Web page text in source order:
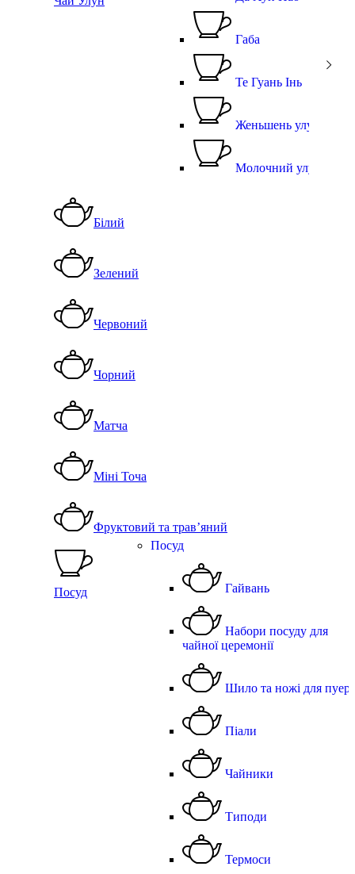
Габа
Те Гуань Інь
Женьшень улун
Молочний улун
Білий
Зелений
Червоний
Чорний
Матча
Міні Точа
Фруктовий та трав’яний
Посуд
Посуд
Гайвань
Набори посуду для
чайної церемонії
Шило та ножі для
Піали
Чайники
Типоди
Термоси